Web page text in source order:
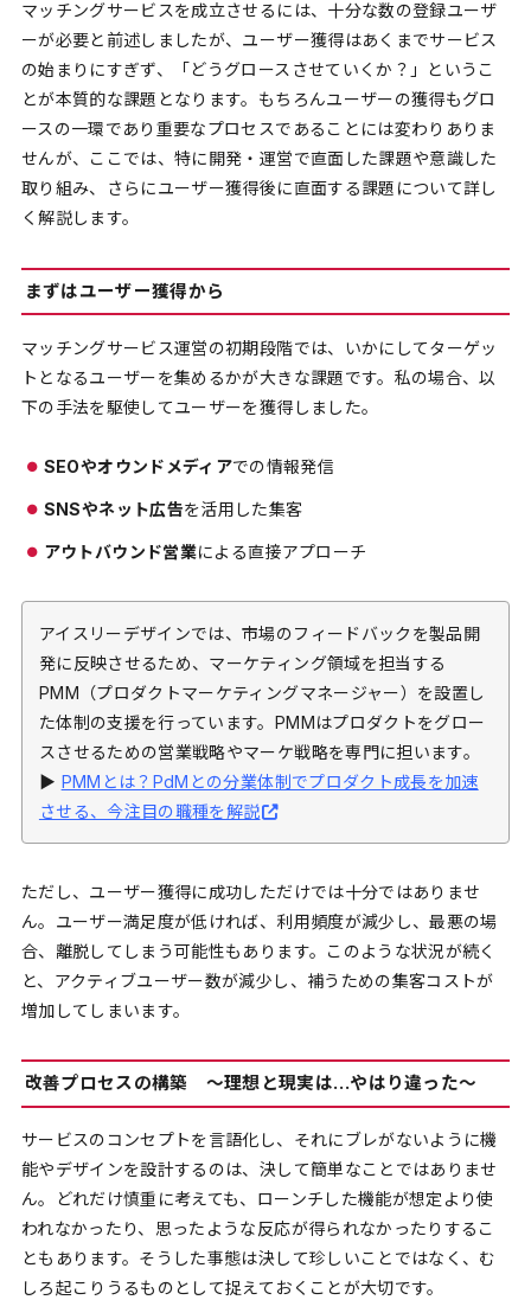
マッチングサービスを成立させるには、十分な数の登録ユーザ
ーが必要と前述しましたが、ユーザー獲得はあくまでサービス
の始まりにすぎず、「どうグロースさせていくか？」というこ
とが本質的な課題となります。もちろんユーザーの獲得もグロ
ースの一環であり重要なプロセスであることには変わりありま
せんが、ここでは、特に開発・運営で直面した課題や意識した
取り組み、さらにユーザー獲得後に直面する課題について詳し
く解説します。
まずはユーザー獲得から
マッチングサービス運営の初期段階では、いかにしてターゲッ
トとなるユーザーを集めるかが大きな課題です。私の場合、以
下の手法を駆使してユーザーを獲得しました。
SEOやオウンドメディアでの情報発信
SNSやネット広告を活用した集客
アウトバウンド営業による直接アプローチ
アイスリーデザインでは、市場のフィードバックを製品開
発に反映させるため、マーケティング領域を担当する
PMM（プロダクトマーケティングマネージャー）を設置し
た体制の支援を行っています。PMMはプロダクトをグロー
スさせるための営業戦略やマーケ戦略を専門に担います。
▶︎ PMMとは？PdMとの分業体制でプロダクト成長を加速
させる、今注目の職種を解説
ただし、ユーザー獲得に成功しただけでは十分ではありませ
ん。ユーザー満足度が低ければ、利用頻度が減少し、最悪の場
合、離脱してしまう可能性もあります。このような状況が続く
と、アクティブユーザー数が減少し、補うための集客コストが
増加してしまいます。
改善プロセスの構築 〜理想と現実は…やはり違った〜
サービスのコンセプトを言語化し、それにブレがないように機
能やデザインを設計するのは、決して簡単なことではありませ
ん。どれだけ慎重に考えても、ローンチした機能が想定より使
われなかったり、思ったような反応が得られなかったりするこ
ともあります。そうした事態は決して珍しいことではなく、む
しろ起こりうるものとして捉えておくことが大切です。